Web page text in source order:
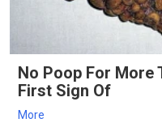
No Poop For More
First Sign Of
More